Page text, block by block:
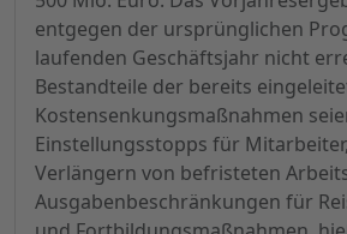
entgegen der ursprünglichen
laufenden Geschäftsjahr nicht
Bestandteile der bereits
Kostensenkungsmaßnahmen
Einstellungsstopps für
Verlängern von befristeten
Ausgabenbeschränkungen für